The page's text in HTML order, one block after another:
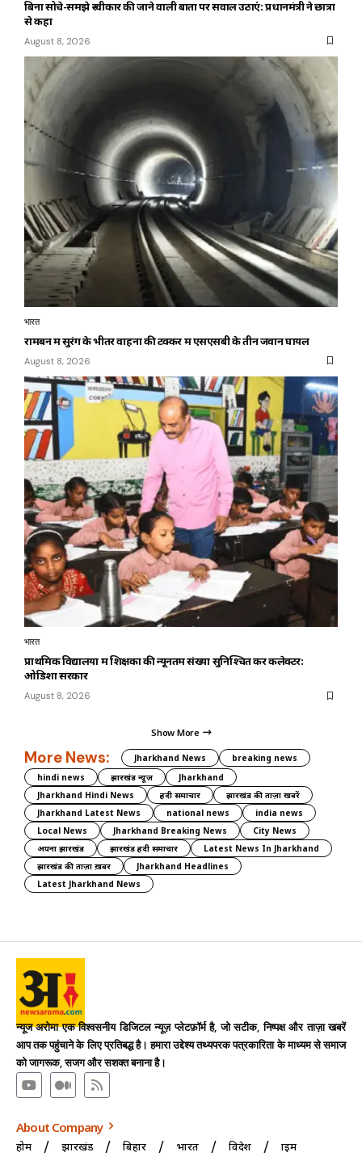
बिना सोचे-समझे स्वीकार की जाने वाली बातों पर सवाल उठाएं: प्रधानमंत्री ने छात्रों
से कहा
August 8, 2026
भारत
रामबन में सुरंग के भीतर वाहनों की टक्कर में एसएसबी के तीन जवान घायल
August 8, 2026
भारत
प्राथमिक विद्यालयों में शिक्षकों की न्यूनतम संख्या सुनिश्चित करें कलेक्टर:
ओडिशा सरकार
August 8, 2026
Show More
More News: Jharkhand News
breaking news
hindi news
झारखंड न्यूज़
Jharkhand
Jharkhand Hindi News
हिंदी समाचार
झारखंड की ताज़ा खबरें
Jharkhand Latest News
national news
india news
Local News
Jharkhand Breaking News
City News
अपना झारखंड
झारखंड हिंदी समाचार
Latest News In Jharkhand
झारखंड की ताज़ा ख़बर
Jharkhand Headlines
Latest Jharkhand News
न्यूज अरोमा एक विश्वसनीय डिजिटल न्यूज़ प्लेटफ़ॉर्म है, जो सटीक, निष्पक्ष और ताज़ा खबरें
आप तक पहुंचाने के लिए प्रतिबद्ध है। हमारा उद्देश्य तथ्यपरक पत्रकारिता के माध्यम से समाज
को जागरूक, सजग और सशक्त बनाना है।
About Company
होम झारखंड बिहार भारत विदेश
क्राइम